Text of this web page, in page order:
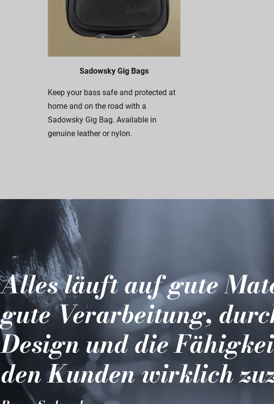
Sadowsky Gig Bags
Keep your bass safe and protected at
home and on the road with a
Sadowsky Gig Bag. Available in
genuine leather or nylon.
Alles läuft auf gute
gute Verarbeitung,
Design und die
den Kunden wirklich